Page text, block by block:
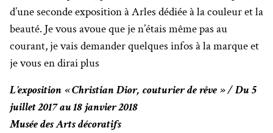
d’une seconde exposition à Arles dédiée à la couleur et la
beauté. Je vous avoue que je n’étais même pas au
courant, je vais demander quelques infos à la marque et
je vous en dirai plus
L’exposition « Christian Dior, couturier de rêve » / Du 5
juillet 2017 au 18 janvier 2018
Musée des Arts décoratifs